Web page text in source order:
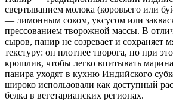
свертыванием молока (коровьего или
— лимонным соком, уксусом или
прессованием творожной массы. В
сыров, панир не созревает и сохраняет
текстуру: он плотнее творога, но при
крошлив, чтобы легко впитывать
панира уходят в кухню Индийского
широко использовали как доступный
белка в вегетарианских регионах.